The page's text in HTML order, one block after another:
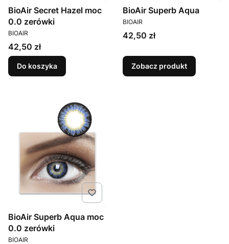
BioAir Secret Hazel moc
0.0 zerówki
PRODUCENT
BIOAIR
Cena
42,50 zł
Do koszyka
BioAir Superb Aqua
PRODUCENT
BIOAIR
Cena
42,50 zł
Zobacz produkt
BioAir Superb Aqua moc
0.0 zerówki
PRODUCENT
BIOAIR